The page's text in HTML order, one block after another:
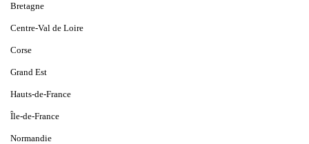
Bretagne
Centre-Val de Loire
Corse
Grand Est
Hauts-de-France
Île-de-France
Normandie